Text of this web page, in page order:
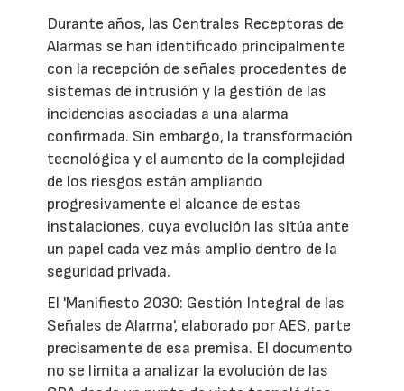
Durante años, las Centrales Receptoras de
Alarmas se han identificado principalmente
con la recepción de señales procedentes de
sistemas de intrusión y la gestión de las
incidencias asociadas a una alarma
confirmada. Sin embargo, la transformación
tecnológica y el aumento de la complejidad
de los riesgos están ampliando
progresivamente el alcance de estas
instalaciones, cuya evolución las sitúa ante
un papel cada vez más amplio dentro de la
seguridad privada.
El 'Manifiesto 2030: Gestión Integral de las
Señales de Alarma', elaborado por AES, parte
precisamente de esa premisa. El documento
no se limita a analizar la evolución de las